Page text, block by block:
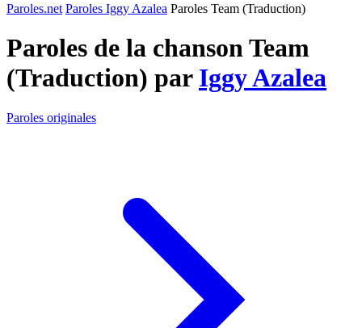
Paroles.net Paroles Iggy Azalea Paroles Team (Traduction)
Paroles de la chanson Team
(Traduction) par Iggy Azalea
Paroles originales